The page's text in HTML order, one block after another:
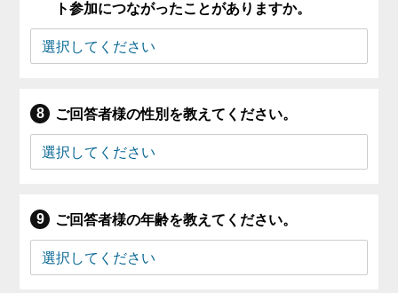
ト参加につながったことがありますか。
ご回答者様の性別を教えてください。
ご回答者様の年齢を教えてください。